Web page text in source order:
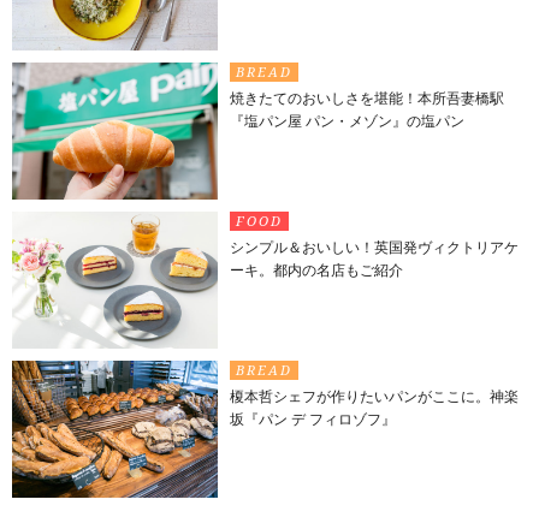
BREAD
焼きたてのおいしさを堪能！本所吾妻橋駅
『塩パン屋 パン・メゾン』の塩パン
FOOD
シンプル＆おいしい！英国発ヴィクトリアケ
ーキ。都内の名店もご紹介
BREAD
榎本哲シェフが作りたいパンがここに。神楽
坂『パン デ フィロゾフ』